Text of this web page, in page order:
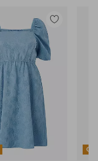
Toevoegen
aan
favorieten